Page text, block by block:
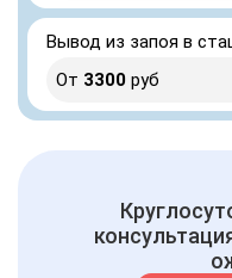
Вывод из запоя в
От 3300 руб